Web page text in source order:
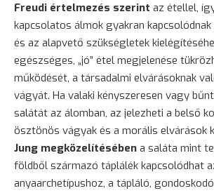
Freudi értelmezés szerint az étellel,
kapcsolatos álmok gyakran
és az alapvető szükségletek
egészséges, „jó” étel megjelenése
működését, a társadalmi elvárásoknak
vágyát. Ha valaki kényszeresen vagy
salátát az álomban, az jelezheti a belső
ösztönös vágyak és a morális elvárások
Jung megközelítésében a saláta mint
földből származó táplálék kapcsolódhat
anyaarchetípushoz, a tápláló,